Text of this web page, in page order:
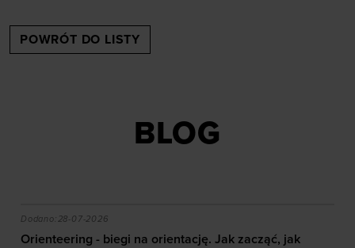
POWRÓT DO LISTY
BLOG
efekty daje trening?
Orienteering - biegi na orientację. Jak zacząć, jak
Dodano:28-07-2026
Orienteering - biegi na orientację. Jak zacząć, jak